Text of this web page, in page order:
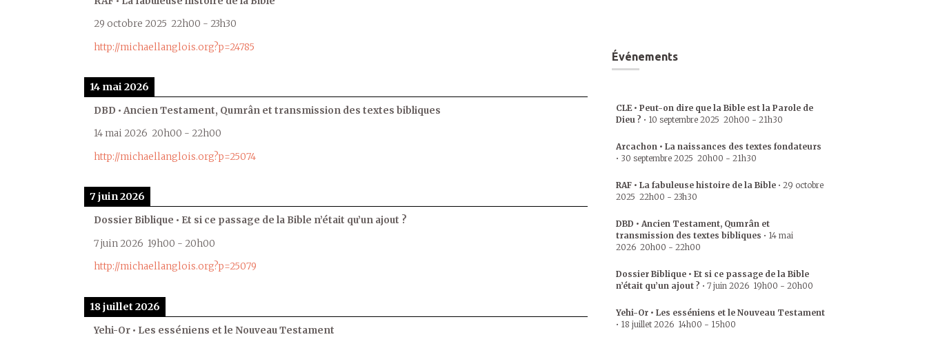
29 octobre 2025 22h00 - 23h30
http://michaellanglois.org?p=24785
14 mai 2026
DBD • Ancien Testament, Qumrân et transmission des textes bibliques
14 mai 2026 20h00 - 22h00
http://michaellanglois.org?p=25074
7 juin 2026
Dossier Biblique • Et si ce passage de la Bible n’était qu’un ajout ?
7 juin 2026 19h00 - 20h00
http://michaellanglois.org?p=25079
18 juillet 2026
Yehi-Or • Les esséniens et le Nouveau Testament
Événements
CLE • Peut-on dire que la Bible est la Parole de
Dieu ? • 10 septembre 2025 20h00 - 21h30
Arcachon • La naissances des textes fondateurs
• 30 septembre 2025 20h00 - 21h30
RAF • La fabuleuse histoire de la Bible • 29 octobre
2025 22h00 - 23h30
DBD • Ancien Testament, Qumrân et
transmission des textes bibliques • 14 mai
2026 20h00 - 22h00
Dossier Biblique • Et si ce passage de la Bible
n’était qu’un ajout ? • 7 juin 2026 19h00 - 20h00
Yehi-Or • Les esséniens et le Nouveau Testament
• 18 juillet 2026 14h00 - 15h00